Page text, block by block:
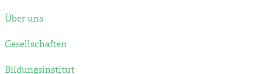
Über uns
Gesellschaften
Bildungsinstitut